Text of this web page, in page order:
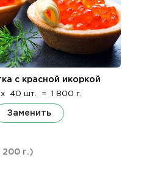
с красной икоркой
x 40 шт. = 1 800 г.
Заменить
200 г.)